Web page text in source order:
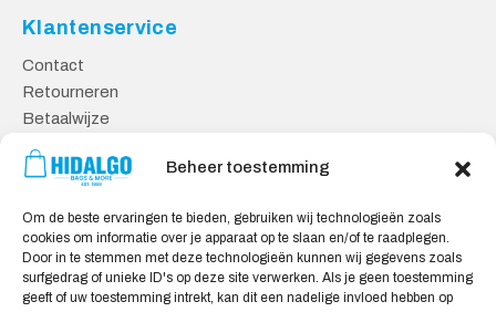
Beheer toestemming
Om de beste ervaringen te bieden, gebruiken wij technologieën zoals
cookies om informatie over je apparaat op te slaan en/of te raadplegen.
Door in te stemmen met deze technologieën kunnen wij gegevens zoals
surfgedrag of unieke ID's op deze site verwerken. Als je geen toestemming
geeft of uw toestemming intrekt, kan dit een nadelige invloed hebben op
Klantenservice
Contact
Retourneren
Betaalwijze
Veilig Shoppen
Algemene Voorwaarden
Privacy Verklaring
Cookie Verklaring